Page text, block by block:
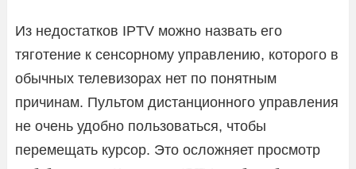
Из недостатков IPTV можно назвать его
тяготение к сенсорному управлению, которого в
обычных телевизорах нет по понятным
причинам. Пультом дистанционного управления
не очень удобно пользоваться, чтобы
перемещать курсор. Это осложняет просмотр